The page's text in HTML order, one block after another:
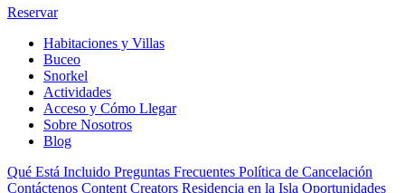
Reservar
Habitaciones y Villas
Buceo
Snorkel
Actividades
Acceso y Cómo Llegar
Sobre Nosotros
Blog
Qué Está Incluido Preguntas Frecuentes Política de Cancelación
Contáctenos Content Creators Residencia en la Isla Oportunidades